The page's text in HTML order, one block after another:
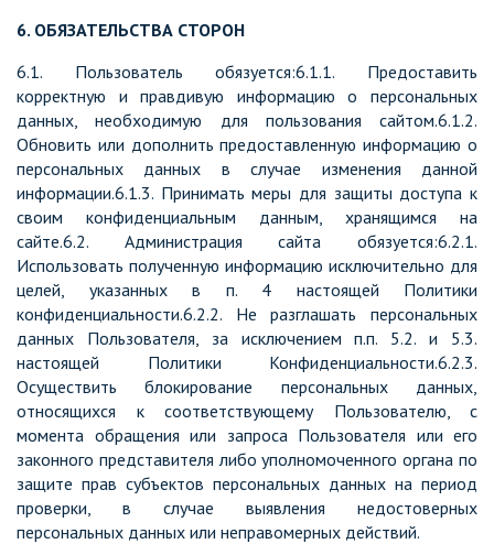
6. ОБЯЗАТЕЛЬСТВА СТОРОН
6.1. Пользователь обязуется:6.1.1. Предоставить
корректную и правдивую информацию о персональных
данных, необходимую для пользования сайтом.6.1.2.
Обновить или дополнить предоставленную информацию о
персональных данных в случае изменения данной
информации.6.1.3. Принимать меры для защиты доступа к
своим конфиденциальным данным, хранящимся на
сайте.6.2. Администрация сайта обязуется:6.2.1.
Использовать полученную информацию исключительно для
целей, указанных в п. 4 настоящей Политики
конфиденциальности.6.2.2. Не разглашать персональных
данных Пользователя, за исключением п.п. 5.2. и 5.3.
настоящей Политики Конфиденциальности.6.2.3.
Осуществить блокирование персональных данных,
относящихся к соответствующему Пользователю, с
момента обращения или запроса Пользователя или его
законного представителя либо уполномоченного органа по
защите прав субъектов персональных данных на период
проверки, в случае выявления недостоверных
персональных данных или неправомерных действий.